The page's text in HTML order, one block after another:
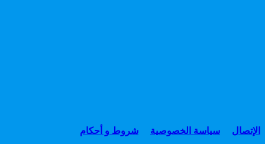
الإتصال سياسة الخصوصية شروط و أحكام